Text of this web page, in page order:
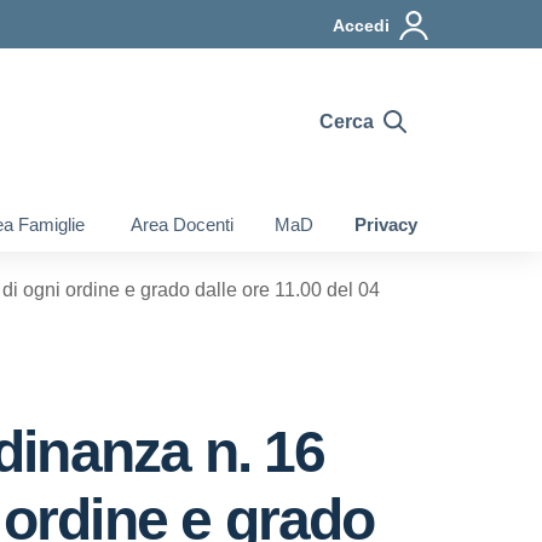
Accedi
Cerca
Famiglie Area Docenti MaD Privacy
ogni ordine e grado dalle ore 11.00 del 04
n. 16
e grado